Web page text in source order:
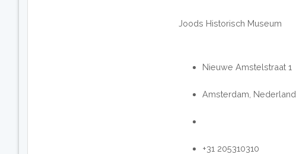
Joods Historisch Museum
Nieuwe Amstelstraat 1
Amsterdam, Nederland
+31 205310310